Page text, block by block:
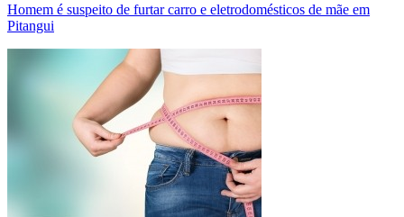
Homem é suspeito de furtar carro e eletrodomésticos de mãe em
Pitangui